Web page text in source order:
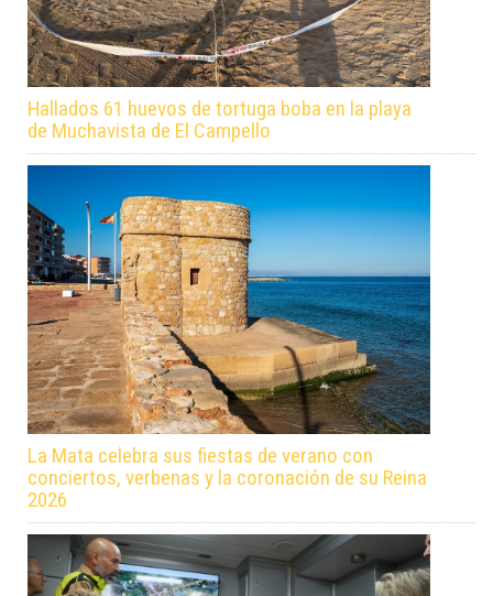
Hallados 61 huevos de tortuga boba en la playa
de Muchavista de El Campello
La Mata celebra sus fiestas de verano con
conciertos, verbenas y la coronación de su Reina
2026